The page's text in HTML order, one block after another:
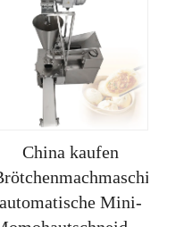
Macher Maschine
China kaufen
automatische Mini-